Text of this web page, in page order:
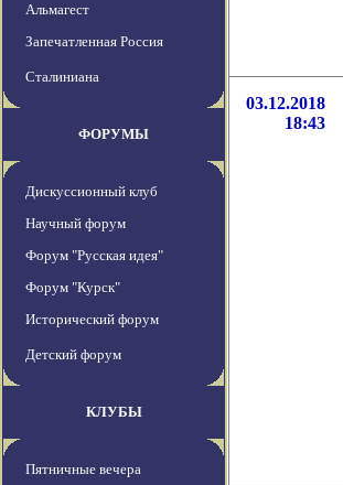
Альмагест
Запечатленная Россия
Сталиниана
ФОРУМЫ
Дискуссионный клуб
Научный форум
Форум "Русская идея"
Форум "Курск"
Исторический форум
Детский форум
КЛУБЫ
Пятничные вечера
03.12.2018
18:43